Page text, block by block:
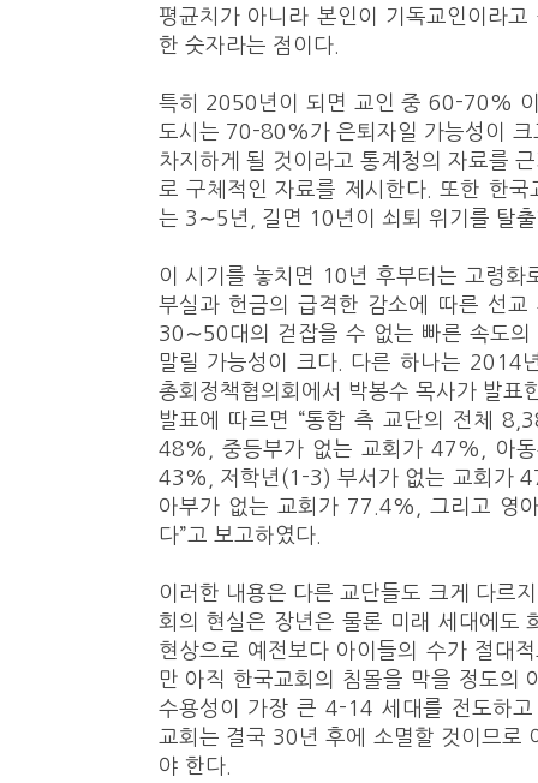
평균치가 아니라 본인이 기독교인이라
한 숫자라는 점이다.
특히 2050년이 되면 교인 중 60-70%
도시는 70-80%가 은퇴자일 가능성이
차지하게 될 것이라고 통계청의 자료를
로 구체적인 자료를 제시한다. 또한 한
는 3∼5년, 길면 10년이 쇠퇴 위기를 탈
이 시기를 놓치면 10년 후부터는 고령화
부실과 헌금의 급격한 감소에 따른 선
30∼50대의 걷잡을 수 없는 빠른 속도의
말릴 가능성이 크다. 다른 하나는 2014
총회정책협의회에서 박봉수 목사가 발표
발표에 따르면 “통합 측 교단의 전체
48%, 중등부가 없는 교회가 47%, 아
43%, 저학년(1-3) 부서가 없는 교회가
아부가 없는 교회가 77.4%, 그리고 영
다”고 보고하였다.
이러한 내용은 다른 교단들도 크게 다르
회의 현실은 장년은 물론 미래 세대에도
현상으로 예전보다 아이들의 수가 절대
만 아직 한국교회의 침몰을 막을 정도의
수용성이 가장 큰 4-14 세대를 전도하
교회는 결국 30년 후에 소멸할 것이므로
야 한다.